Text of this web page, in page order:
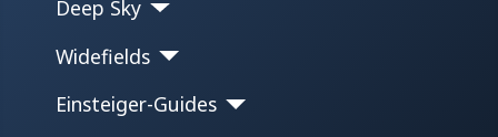
Deep Sky
Widefields
Einsteiger-Guides